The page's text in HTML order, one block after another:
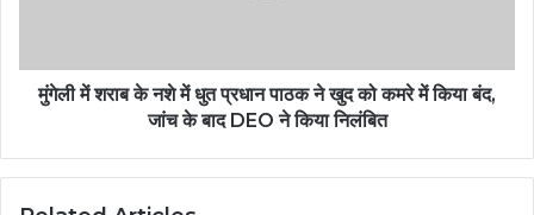
मुंगेली में शराब के नशे में धुत प्रधान पाठक ने खुद को कमरे में किया बंद,
जांच के बाद DEO ने किया निलंबित